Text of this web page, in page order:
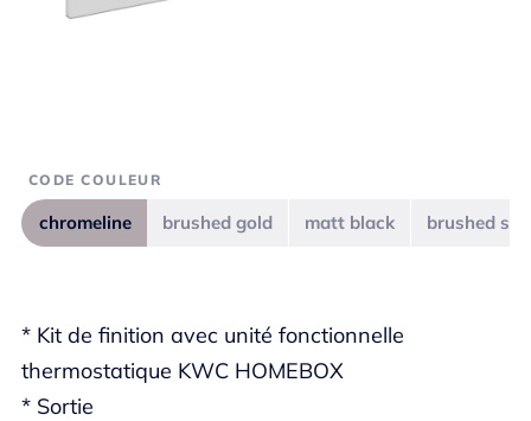
* Kit de finition avec unité fonctionnelle
thermostatique KWC HOMEBOX
* Sortie
CODE COULEUR
chromeline brushed gold matt black brushed